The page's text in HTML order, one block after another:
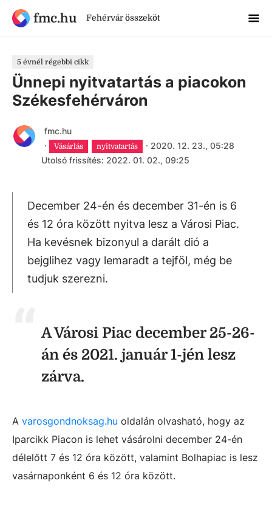
fmc.hu Fehérvár összeköt
5 évnél régebbi cikk
Ünnepi nyitvatartás a piacokon
Székesfehérváron
fmc.hu
·
Vásárlás nyitvatartás · 2020. 12. 23., 05:28
Utolsó frissítés: 2022. 01. 02., 09:25
December 24-én és december 31-én is 6
és 12 óra között nyitva lesz a Városi Piac.
Ha kevésnek bizonyul a darált dió a
bejglihez vagy lemaradt a tejföl, még be
tudjuk szerezni.
A Városi Piac december 25-26-
án és 2021. január 1-jén lesz
zárva.
A varosgondnoksag.hu oldalán olvasható, hogy az
Iparcikk Piacon is lehet vásárolni december 24-én
délelőtt 7 és 12 óra között, valamint Bolhapiac is lesz
vasárnaponként 6 és 12 óra között.